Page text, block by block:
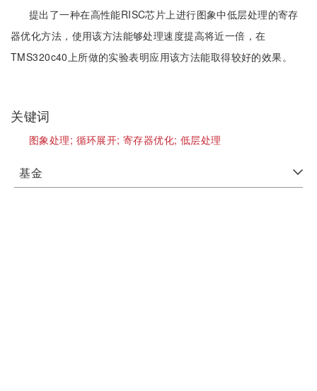
提出了一种在高性能RISC芯片上进行图象中低层处理的寄存
器优化方法，使用该方法能够处理速度提高将近一倍，在
TMS320c40上所做的实验表明应用该方法能取得较好的效果。
关键词
图象处理; 循环展开;寄存器优化;低层处理
基金